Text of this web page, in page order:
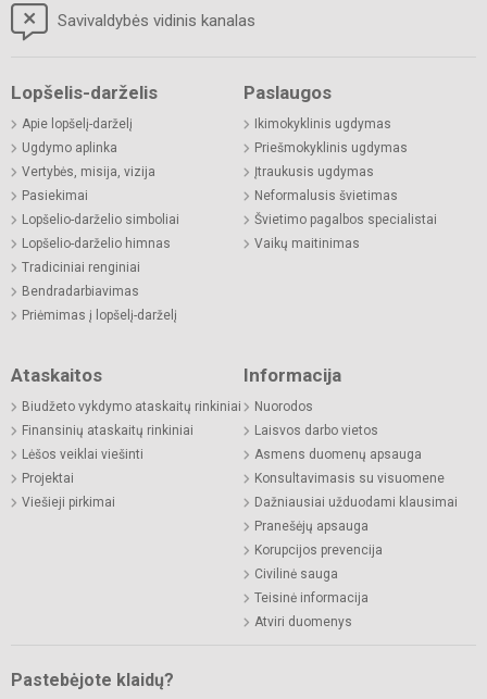
Savivaldybės vidinis kanalas
Lopšelis-darželis
Apie lopšelį-darželį
Ugdymo aplinka
Vertybės, misija, vizija
Pasiekimai
Lopšelio-darželio simboliai
Lopšelio-darželio himnas
Tradiciniai renginiai
Bendradarbiavimas
Priėmimas į lopšelį-darželį
Paslaugos
Ikimokyklinis ugdymas
Priešmokyklinis ugdymas
Įtraukusis ugdymas
Neformalusis švietimas
Švietimo pagalbos specialistai
Vaikų maitinimas
Ataskaitos
Biudžeto vykdymo ataskaitų rinkiniai
Finansinių ataskaitų rinkiniai
Lėšos veiklai viešinti
Projektai
Viešieji pirkimai
Informacija
Nuorodos
Laisvos darbo vietos
Asmens duomenų apsauga
Konsultavimasis su visuomene
Dažniausiai užduodami klausimai
Pranešėjų apsauga
Korupcijos prevencija
Civilinė sauga
Teisinė informacija
Atviri duomenys
Pastebėjote klaidų?